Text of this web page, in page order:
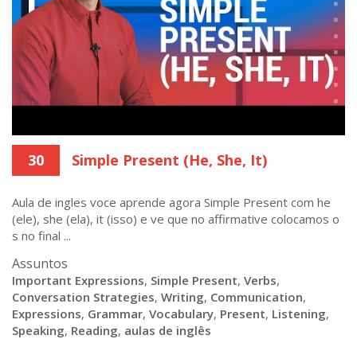
30 Simple Present (He, She, It)
Aula de ingles voce aprende agora Simple Present com he
(ele), she (ela), it (isso) e ve que no affirmative colocamos o
s no final ...
Assuntos
Important Expressions, Simple Present, Verbs,
Conversation Strategies, Writing, Communication,
Expressions, Grammar, Vocabulary, Present, Listening,
Speaking, Reading, aulas de inglês